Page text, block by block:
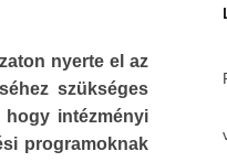
nyerte el az
szükséges
intézményi
programoknak